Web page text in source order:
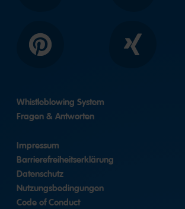
Pinterest Xing
Whistleblowing System
Fragen & Antworten
Impressum
Barrierefreiheitserklärung
Datenschutz
Nutzungsbedingungen
Code of Conduct